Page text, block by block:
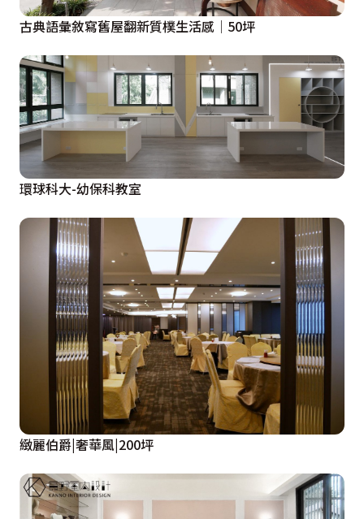
古典語彙敘寫舊屋翻新質樸生活感│50坪
環球科大-幼保科教室
緻麗伯爵|奢華風|200坪